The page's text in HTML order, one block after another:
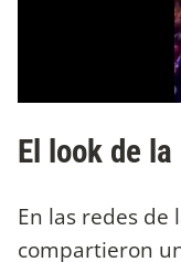
El look de
En las redes
compartieron